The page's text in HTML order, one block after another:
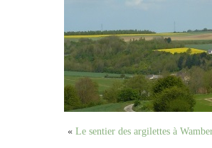
« Le sentier des argilettes à